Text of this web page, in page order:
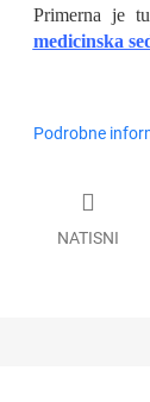
Primerna je
medicinska
Podrobne
NATISNI